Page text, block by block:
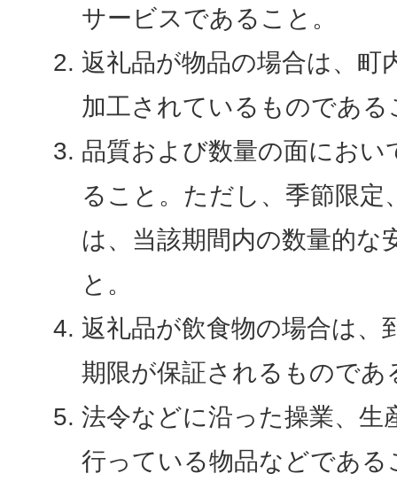
サービスであること。
返礼品が物品の場合は、町
加工されているものである
品質および数量の面におい
ること。ただし、季節限定
は、当該期間内の数量的な
と。
返礼品が飲食物の場合は、
期限が保証されるものであ
法令などに沿った操業、生
行っている物品などである